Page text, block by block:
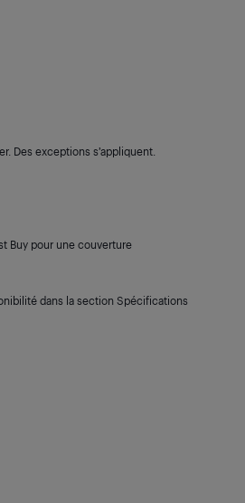
Des exceptions s’appliquent.
Buy pour une couverture
dans la section Spécifications